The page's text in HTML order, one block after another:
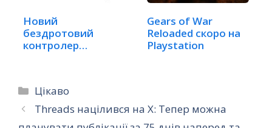
Новий
бездротовий
контролер
Gears of War
Reloaded скоро на
Playstation
Категорії
Цікаво
Threads націлився на X: Тепер можна